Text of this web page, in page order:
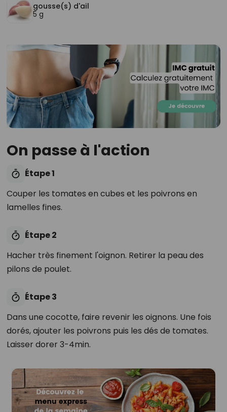
gousse(s) d'ail
5 g
On passe à l'action
Étape 1
Couper les tomates en cubes et les poivrons en
lamelles fines.
Étape 2
Hacher très finement l'oignon. Retirer la peau des
pilons de poulet.
Étape 3
Dans une cocotte, faire revenir les oignons. Une fois
dorés, ajouter les poivrons puis les dés de tomates.
Laisser dorer 3-4min.